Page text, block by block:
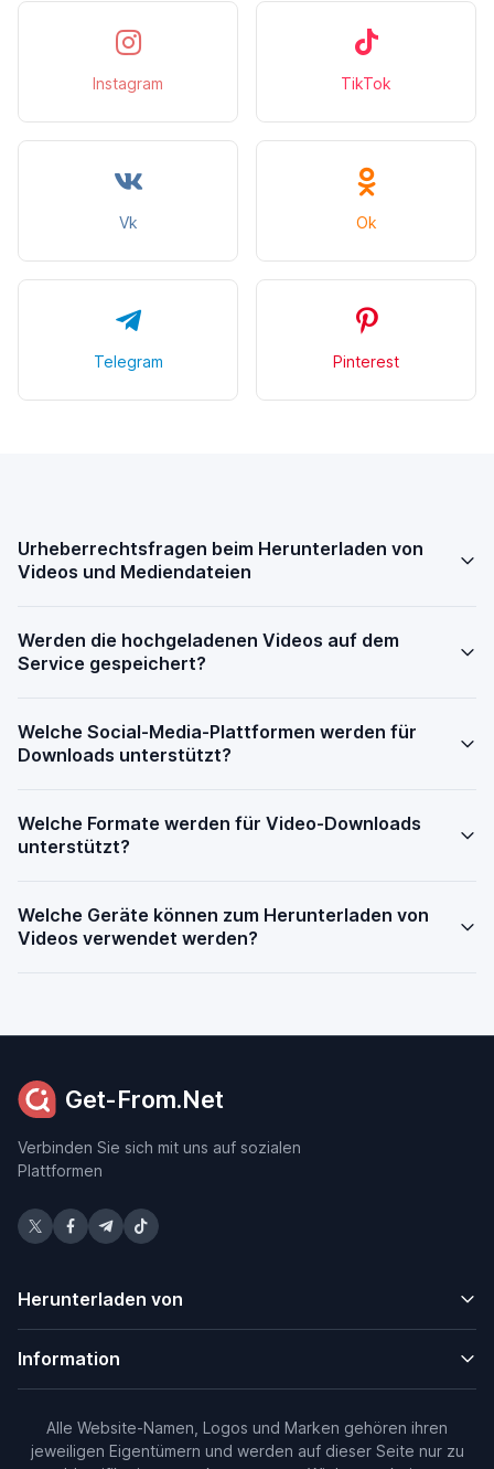
Instagram TikTok
Vk Ok
Telegram Pinterest
Urheberrechtsfragen beim Herunterladen von
Videos und Mediendateien
Werden die hochgeladenen Videos auf dem
Service gespeichert?
Welche Social-Media-Plattformen werden für
Downloads unterstützt?
Welche Formate werden für Video-Downloads
unterstützt?
Welche Geräte können zum Herunterladen von
Videos verwendet werden?
Get-From.Net
Verbinden Sie sich mit uns auf sozialen
Plattformen
Herunterladen von
Information
Alle Website-Namen, Logos und Marken gehören ihren
jeweiligen Eigentümern und werden auf dieser Seite nur zu